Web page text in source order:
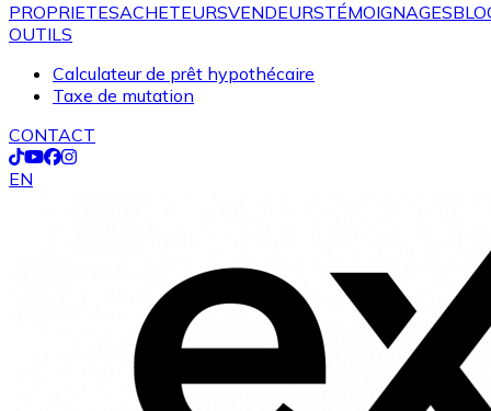
PROPRIETESACHETEURSVENDEURSTÉMOIGNAGES
OUTILS
Calculateur de prêt hypothécaire
Taxe de mutation
CONTACT
EN